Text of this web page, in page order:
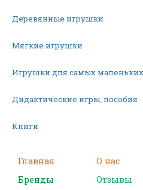
Деревянные игрушки
Мягкие игрушки
Игрушки для самых маленьких
Дидактические игры, пособия
Книги
Фигурки
Главная О нас
Бренды
Отзывы